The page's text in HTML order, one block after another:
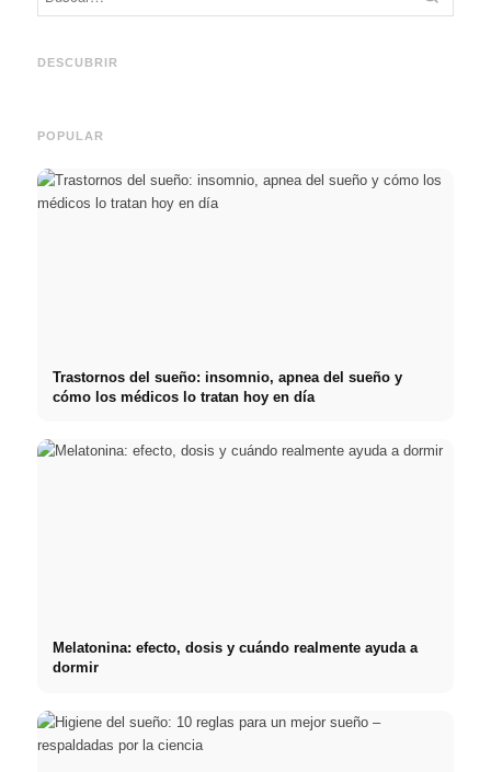
DESCUBRIR
Mehr Verkäufe durch gezieltes
POPULAR
Trastornos del sueño: insomnio, apnea del sueño y
cómo los médicos lo tratan hoy en día
Melatonina: efecto, dosis y cuándo realmente ayuda a
dormir